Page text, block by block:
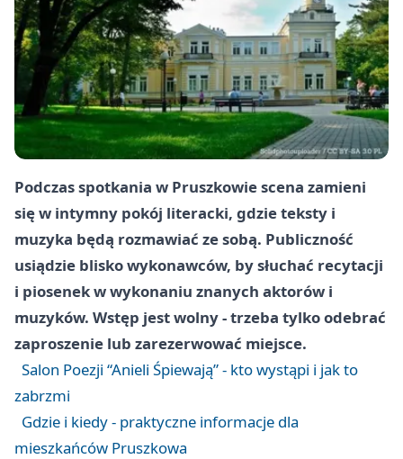
Podczas spotkania w Pruszkowie scena zamieni
się w intymny pokój literacki, gdzie teksty i
muzyka będą rozmawiać ze sobą. Publiczność
usiądzie blisko wykonawców, by słuchać recytacji
i piosenek w wykonaniu znanych aktorów i
muzyków. Wstęp jest wolny - trzeba tylko odebrać
zaproszenie lub zarezerwować miejsce.
Salon Poezji “Anieli Śpiewają” - kto wystąpi i jak to
zabrzmi
Gdzie i kiedy - praktyczne informacje dla
mieszkańców Pruszkowa